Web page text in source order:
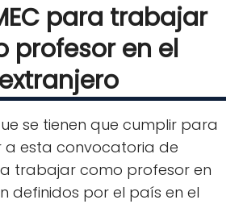
para trabajar
profesor en el
extranjero
se tienen que cumplir para
esta convocatoria de
trabajar como profesor en
definidos por el país en el